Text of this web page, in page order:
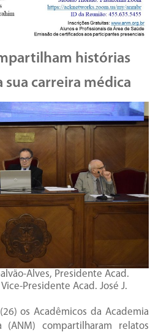
histórias
sua carreira médica
Alves, Presidente Acad.
Presidente Acad. José J.
os Acadêmicos da Academia
(ANM) compartilharam relatos